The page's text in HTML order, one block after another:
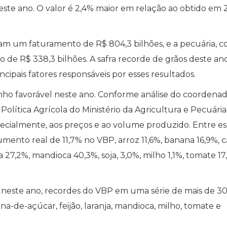
ano. O valor é 2,4% maior em relação ao obtido em
um faturamento de R$ 804,3 bilhões, e a pecuária,
R$ 338,3 bilhões. A safra recorde de grãos deste
fatores responsáveis por esses resultados.
favorável neste ano. Conforme análise do
Agrícola do Ministério da Agricultura e
aos preços e ao volume produzido. Entre
real de 11,7% no VBP, arroz 11,6%, banana 16,9%,
mandioca 40,3%, soja, 3,0%, milho 1,1%, tomate
ano, recordes do VBP em uma série de mais de
de-açúcar, feijão, laranja, mandioca, milho, tomate e